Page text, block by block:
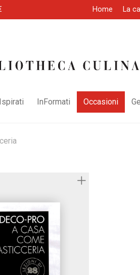
Home La
Ispirati InFormati Occasioni